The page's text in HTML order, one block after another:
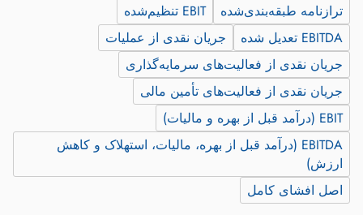
ترازنامه طبقه‌بندی‌شده
EBIT تنظیم‌شده
EBITDA تعدیل شده
جریان نقدی از عملیات
جریان نقدی از فعالیت‌های سرمایه‌گذاری
جریان نقدی از فعالیت‌های تأمین مالی
EBIT (درآمد قبل از بهره و مالیات)
EBITDA (درآمد قبل از بهره، مالیات، استهلاک و کاهش
ارزش)
اصل افشای کامل